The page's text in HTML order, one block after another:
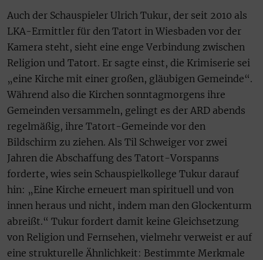
Auch der Schauspieler Ulrich Tukur, der seit 2010 als
LKA-Ermittler für den Tatort in Wiesbaden vor der
Kamera steht, sieht eine enge Verbindung zwischen
Religion und Tatort. Er sagte einst, die Krimiserie sei
„eine Kirche mit einer großen, gläubigen Gemeinde“.
Während also die Kirchen sonntagmorgens ihre
Gemeinden versammeln, gelingt es der ARD abends
regelmäßig, ihre Tatort-Gemeinde vor den
Bildschirm zu ziehen. Als Til Schweiger vor zwei
Jahren die Abschaffung des Tatort-Vorspanns
forderte, wies sein Schauspielkollege Tukur darauf
hin: „Eine Kirche erneuert man spirituell und von
innen heraus und nicht, indem man den Glockenturm
abreißt.“ Tukur fordert damit keine Gleichsetzung
von Religion und Fernsehen, vielmehr verweist er auf
eine strukturelle Ähnlichkeit: Bestimmte Merkmale